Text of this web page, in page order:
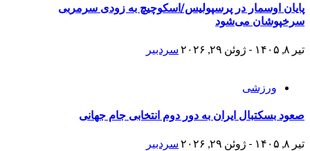
پایان اوسمار در پرسپولیس/اسکوچیچ به زودی سرمربی
سرخپوشان می‌شود
تیر ۸, ۱۴۰۵ - ژوئن ۲۹, ۲۰۲۶ سردبیر
ورزشی
صعود بسکتبال ایران به دور دوم انتخابی جام جهانی
تیر ۸, ۱۴۰۵ - ژوئن ۲۹, ۲۰۲۶ سردبیر